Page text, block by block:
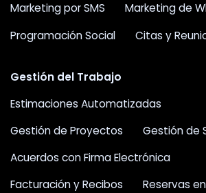
Marketing por SMS
Marketing de
Programación Social
Citas y
Gestión del Trabajo
Estimaciones Automatizadas
Gestión de Proyectos
Gestión de
Acuerdos con Firma Electrónica
Facturación y Recibos
Reservas